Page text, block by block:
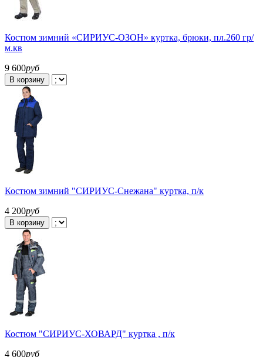
Костюм зимний «СИРИУС-ОЗОН» куртка, брюки, пл.260 гр/
м.кв
9 600руб
В корзину
Костюм зимний "СИРИУС-Снежана" куртка, п/к
4 200руб
В корзину
Костюм "СИРИУС-ХОВАРД" куртка , п/к
4 600руб